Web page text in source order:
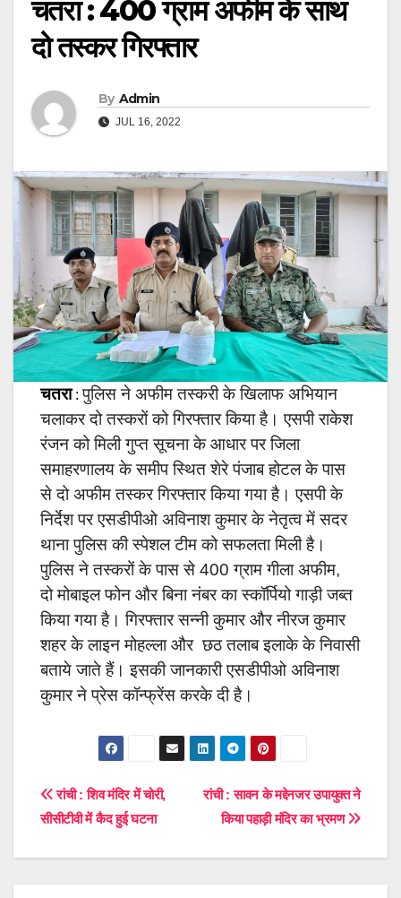
चतरा : 400 ग्राम अफीम के साथ
दो तस्कर गिरफ्तार
By Admin
JUL 16, 2022
चतरा : पुलिस ने अफीम तस्करी के खिलाफ अभियान
चलाकर दो तस्करों को गिरफ्तार किया है। एसपी राकेश
रंजन को मिली गुप्त सूचना के आधार पर जिला
समाहरणालय के समीप स्थित शेरे पंजाब होटल के पास
से दो अफीम तस्कर गिरफ्तार किया गया है। एसपी के
निर्देश पर एसडीपीओ अविनाश कुमार के नेतृत्व में सदर
थाना पुलिस की स्पेशल टीम को सफलता मिली है।
पुलिस ने तस्करों के पास से 400 ग्राम गीला अफीम,
दो मोबाइल फोन और बिना नंबर का स्कॉर्पियो गाड़ी जब्त
किया गया है। गिरफ्तार सन्नी कुमार और नीरज कुमार
शहर के लाइन मोहल्ला और छठ तलाब इलाके के निवासी
बताये जाते हैं। इसकी जानकारी एसडीपीओ अविनाश
कुमार ने प्रेस कॉन्फ्रेंस करके दी है।
Post
navigation
रांची : सावन के मद्देनजर उपायुक्त ने
किया पहाड़ी मंदिर का भ्रमण
रांची : शिव मंदिर में चोरी,
सीसीटीवी में कैद हुई घटना